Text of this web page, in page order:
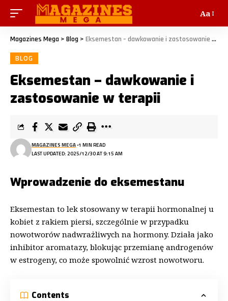
Aa
Magazines Mega > Blog > Eksemestan – dawkowanie i zastosowanie w terapii
BLOG
Eksemestan – dawkowanie i
zastosowanie w terapii
LAST UPDATED: 2025/12/30 AT 9:15 AM
MAGAZINES MEGA 1 MIN READ
Wprowadzenie do eksemestanu
Eksemestan to lek stosowany w terapii hormonalnej u
kobiet z rakiem piersi, szczególnie w przypadku
nowotworów nadwrażliwych na hormony. Działa jako
inhibitor aromatazy, blokując przemianę androgenów
w estrogeny, co może spowolnić wzrost nowotworu.
Contents